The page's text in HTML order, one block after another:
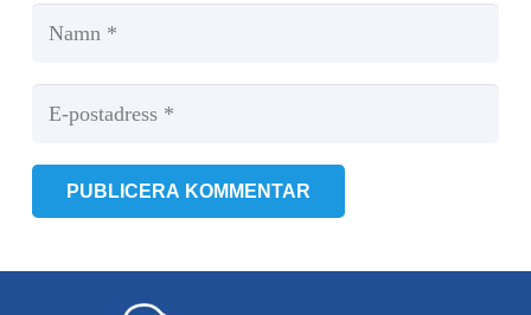
PUBLICERA KOMMENTAR